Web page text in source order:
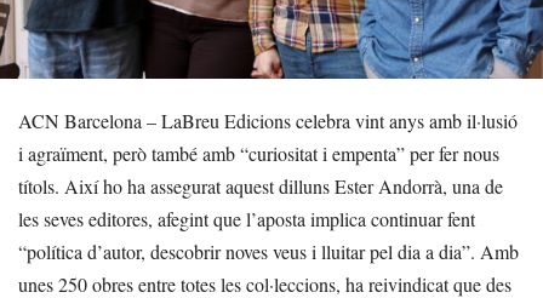
ACN Barcelona – LaBreu Edicions celebra vint anys amb il·lusió
i agraïment, però també amb “curiositat i empenta” per fer nous
títols. Així ho ha assegurat aquest dilluns Ester Andorrà, una de
les seves editores, afegint que l’aposta implica continuar fent
“política d’autor, descobrir noves veus i lluitar pel dia a dia”. Amb
unes 250 obres entre totes les col·leccions, ha reivindicat que des